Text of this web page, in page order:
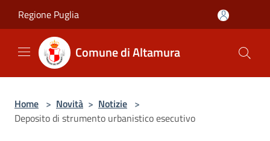
Regione Puglia
Comune di Altamura
Home > Novità > Notizie >
Deposito di strumento urbanistico esecutivo